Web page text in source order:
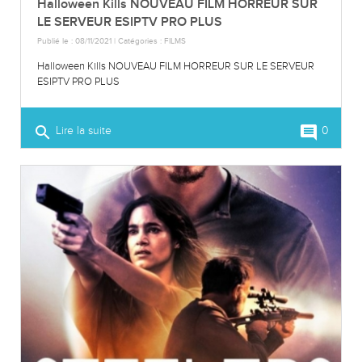
Halloween Kills NOUVEAU FILM HORREUR SUR
LE SERVEUR ESIPTV PRO PLUS
Publié le : 08/11/2021 | Catégories : FILMS
Halloween Kills NOUVEAU FILM HORREUR SUR LE SERVEUR
ESIPTV PRO PLUS
search Lire la suite comment 0